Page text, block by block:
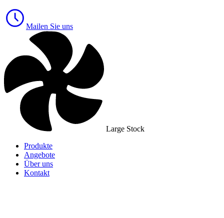
Mailen Sie uns
Large Stock
Produkte
Angebote
Über uns
Kontakt